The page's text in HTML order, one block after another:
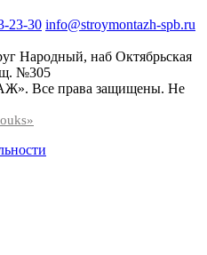
23-30 info@stroymontazh-spb.ru
Народный, наб Октябрьская
№305
Все права защищены. Не